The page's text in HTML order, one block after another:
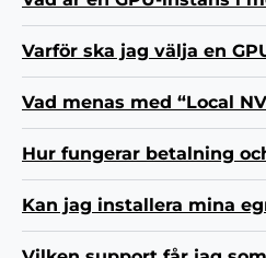
Varför ska jag välja en
Vad menas med “Local
Hur fungerar betalning
Kan jag installera mina